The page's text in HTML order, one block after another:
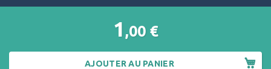
1 ,00 €
AJOUTER AU PANIER